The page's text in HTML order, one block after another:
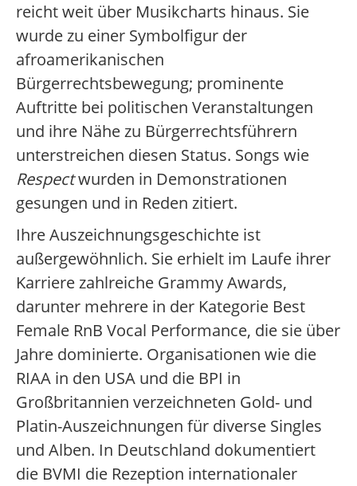
reicht weit über Musikcharts hinaus. Sie
wurde zu einer Symbolfigur der
afroamerikanischen
Bürgerrechtsbewegung; prominente
Auftritte bei politischen Veranstaltungen
und ihre Nähe zu Bürgerrechtsführern
unterstreichen diesen Status. Songs wie
Respectwurden in Demonstrationen
gesungen und in Reden zitiert.
Ihre Auszeichnungsgeschichte ist
außergewöhnlich. Sie erhielt im Laufe ihrer
Karriere zahlreiche Grammy Awards,
darunter mehrere in der Kategorie Best
Female RnB Vocal Performance, die sie über
Jahre dominierte. Organisationen wie die
RIAA in den USA und die BPI in
Großbritannien verzeichneten Gold- und
Platin-Auszeichnungen für diverse Singles
und Alben. In Deutschland dokumentiert
die BVMI die Rezeption internationaler